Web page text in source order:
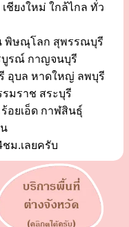
เชียงใหม่ ใกล้ไกล ทั่ว
พิษณุโลก สุพรรณบุรี
บูรณ์ กาญจนบุรี
อุบล หาดใหญ่ ลพบุรี
มราช สระบุรี
อยเอ็ด กาฬสินธุ์
ม.เลยครับ